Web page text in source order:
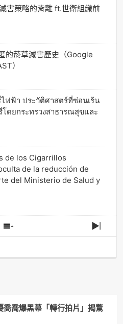
害策略的背離 ft.世衛組織前
的菸草減害歷史（Google
）
ฟฟ้า ประวัติศาสตร์ที่ซ่อนเร้น
ดยกระทรวงสาธารณสุขและ
de los Cigarrillos
de la reducción de
del Ministerio de Salud y
Show
Episodes
Next
喬喬爆黑幕「轉行拍片」揭驚